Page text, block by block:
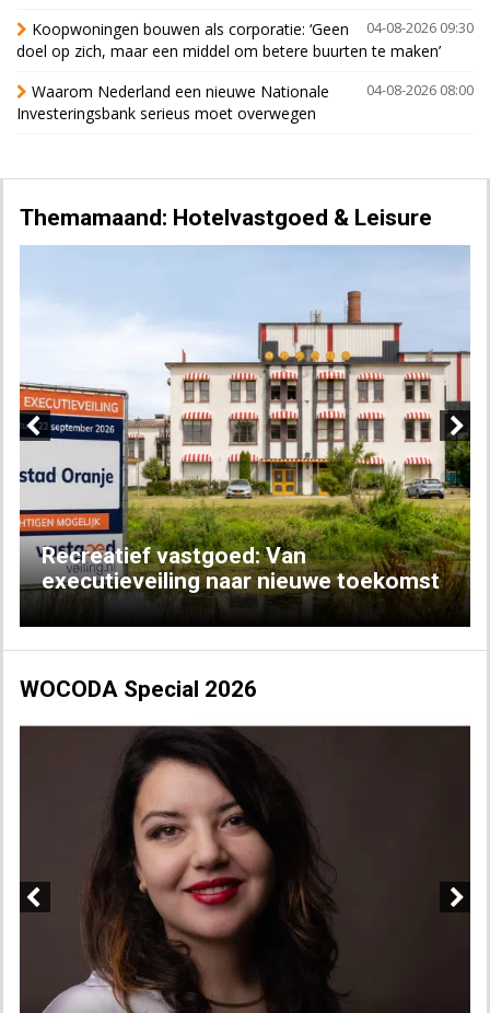
04-08-2026 09:30
Koopwoningen bouwen als corporatie: ‘Geen
doel op zich, maar een middel om betere buurten te maken’
04-08-2026 08:00
Waarom Nederland een nieuwe Nationale
Investeringsbank serieus moet overwegen
Themamaand: Hotelvastgoed & Leisure
Recreatief vastgoed: Van
executieveiling naar nieuwe toekomst
Next
WOCODA Special 2026